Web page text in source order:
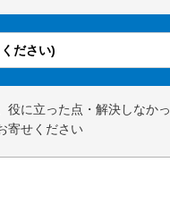
ださい)
役に立った点・解決しなか
寄せください